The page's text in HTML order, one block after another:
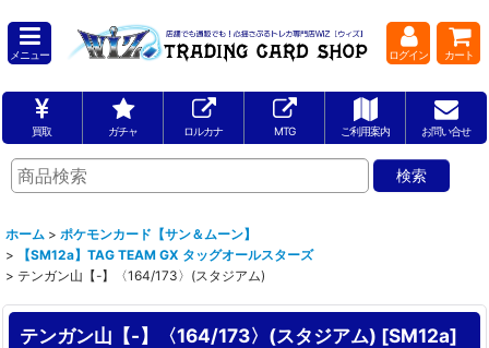
メニュー ログイン カート
買取 ガチャ ロルカナ MTG ご利用案内 お問い合せ
ホーム > ポケモンカード【サン＆ムーン】
>
【SM12a】TAG TEAM GX タッグオールスターズ
> テンガン山【-】〈164/173〉(スタジアム)
テンガン山【-】〈164/173〉(スタジアム) [SM12a]